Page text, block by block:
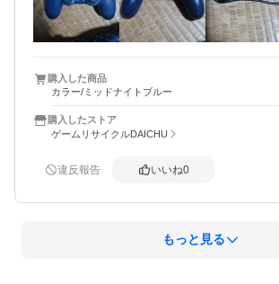
購入した商品
カラー/ミッドナイトブルー
購入したストア
ゲームリサイクルDAICHU
違反報告 いいね0
もっと見る